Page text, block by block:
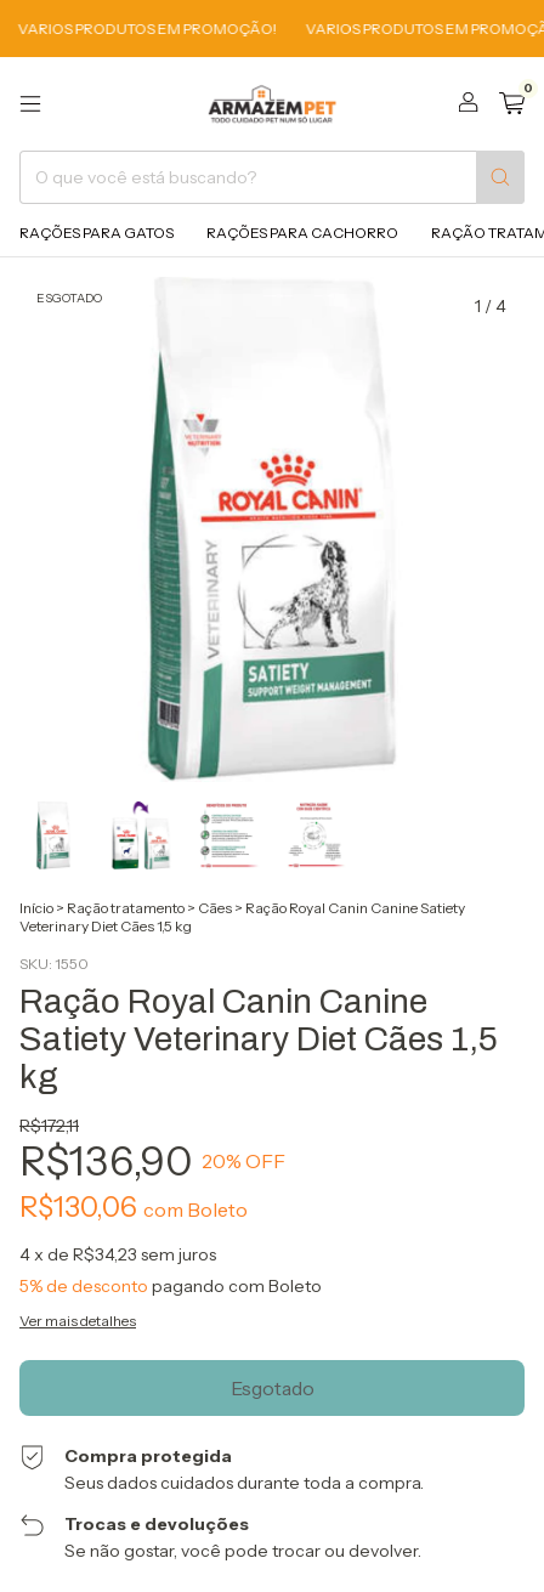
PRODUTOS EM PROMOÇÃO! VARIOS PRODUTOS EM PROMOÇÃO!
0
RAÇÕES PARA GATOS RAÇÕES PARA CACHORRO RAÇÃO
ESGOTADO 1 /4
Início > Ração tratamento > Cães > Ração Royal Canin Canine Satiety
Veterinary Diet Cães 1,5 kg
SKU: 1550
Ração Royal Canin Canine
Satiety Veterinary Diet Cães 1,5
kg
R$172,11
R$136,90 20% OFF
R$130,06 com Boleto
4x de R$34,23 sem juros
5% de desconto pagando com Boleto
Ver mais detalhes
Compra protegida
Seus dados cuidados durante toda a compra.
Trocas e devoluções
Se não gostar, você pode trocar ou devolver.